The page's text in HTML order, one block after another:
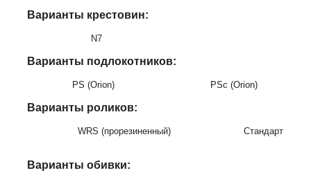
Варианты крестовин:
N7
Варианты подлокотников:
PS (Orion) PSc (Orion)
Варианты роликов:
WRS (прорезиненный) Стандарт
Варианты обивки: